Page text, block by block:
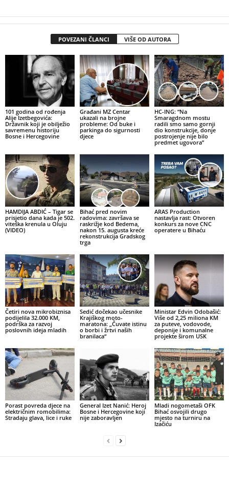
POVEZANI ČLANCI VIŠE OD AUTORA
101 godina od rođenja
Alije Izetbegovića:
Državnik koji je obilježio
savremenu historiju
Bosne i Hercegovine
Građani MZ Centar
ukazali na brojne
probleme: Od buke i
parkinga do sigurnosti
djece
HC-ING: “Na
Smaragdnom mostu
radili smo samo gornji
dio konstrukcije, donje
postrojenje nije bilo
predmet ugovora”
HAMDIJA ABDIĆ – Tigar se
prisjetio dana kada je 502.
viteška krenula u Oluju
(VIDEO)
Bihać pred novim
radovima: završava se
raskrižje kod Bedema,
nakon 15. augusta kreće
rekonstrukcija Gradskog
trga
ARAS Production
nastavlja rast: Otvoren
konkurs za nove CNC
operatere u Bihaću
Četiri nova mikrobiznisa
podijelila 32.000 KM,
podrška za razvoj
poslovnih ideja mladih
Sedić dočekao učesnike
Krajiškog moto-
maratona: „Čuvate istinu
o borbi i žrtvi naših
branilaca“
Ministar Edvin Odobašić:
Više od 2,25 miliona KM
za puteve, vodovode,
deponije i komunalne
projekte širom USK
Porast povreda djece na
električnim romobilima:
Stradaju glava, lice i ruke
General Izet Nanić: Heroj
Bosne i Hercegovine koji
nije zaboravljen
Mladi nogometaši OFK
Bihać osvojili drugo
mjesto na turniru na
Izačiću